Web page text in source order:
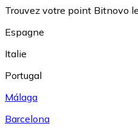
Trouvez votre point Bitnovo
Espagne
Italie
Portugal
Málaga
Barcelona